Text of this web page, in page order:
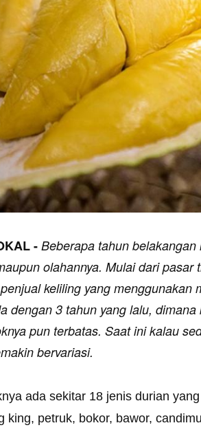
- Beberapa tahun
olahannya. Mulai dari
keliling yang menggunakan
dengan 3 tahun yang lalu,
pun terbatas. Saat ini kalau
bervariasi.
ada sekitar 18 jenis durian
king, petruk, bokor, bawor,